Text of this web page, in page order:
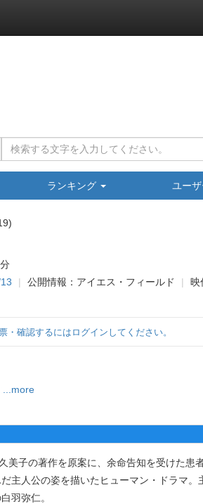
ランキング ユー
公開情報：アイエス・フィールド 映
・確認するにはログインしてください。
...more
美子の著作を原案に、余命告知を受けた患
主人公の姿を描いたヒューマン・ドラマ
羽弥仁。